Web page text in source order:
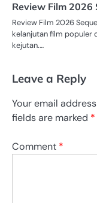
Review Film 2026
Review Film 2026
kelanjutan film populer
kejutan.…
Leave a Reply
Your email
fields are marked *
Comment *